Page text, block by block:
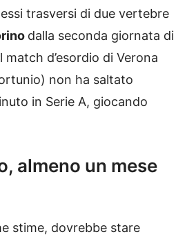
trasversi di due vertebre
dalla seconda giornata di
d’esordio di Verona
non ha saltato
in Serie A, giocando
almeno un mese
stime, dovrebbe stare